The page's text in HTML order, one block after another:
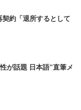
約「退所するとして
が話題 日本語“直筆メ